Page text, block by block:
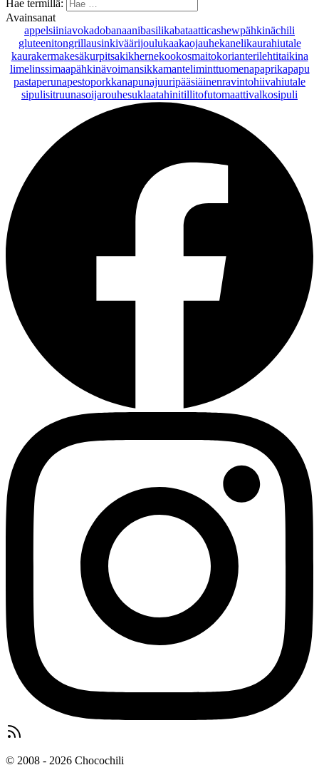
Hae termillä:
Avainsanat
appelsiiniavokadobanaanibasilikabataatticashewpähkinächili
gluteenitongrillausinkiväärijoulukaakaojauhekanelikaurahiutale
kaurakermakesäkurpitsakikhernekookosmaitokorianterilehtitaikina
limelinssimaapähkinävoimansikkamanteliminttuomenapaprikapapu
pastaperunapestoporkkanapunajuuripääsiäinenravintohiivahiutale
sipulisitruunasoijarouhesuklaatahinitillitofutomaattivalkosipuli
© 2008 - 2026 Chocochili